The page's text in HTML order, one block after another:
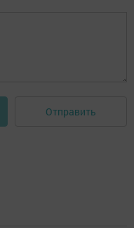
Отправить